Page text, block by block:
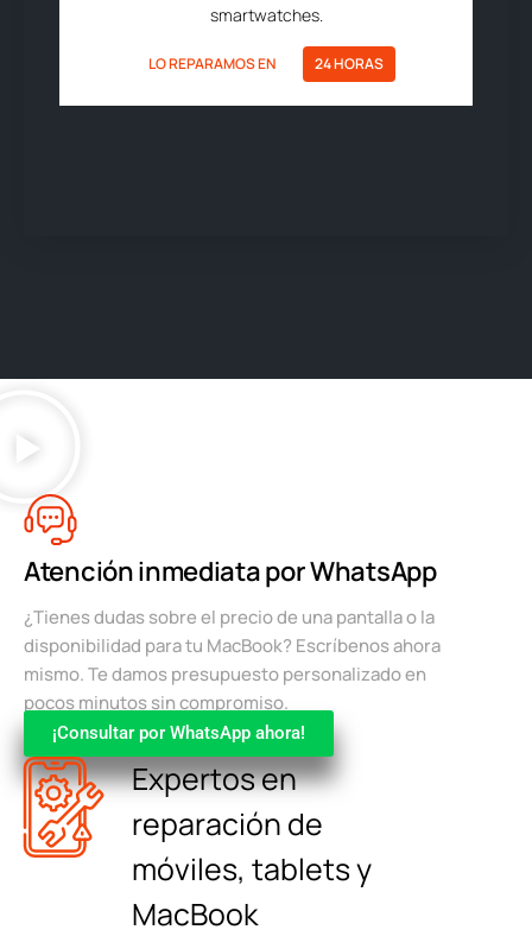
smartwatches.
LO REPARAMOS EN 24 HORAS
Atención inmediata por WhatsApp
¿Tienes dudas sobre el precio de una pantalla o la
disponibilidad para tu MacBook? Escríbenos ahora
mismo. Te damos presupuesto personalizado en
pocos minutos sin compromiso.
¡Consultar por WhatsApp ahora!
Expertos en
reparación de
móviles, tablets y
MacBook